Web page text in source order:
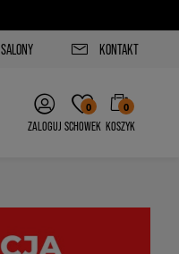
SALONY KONTAKT
ZALOGUJ
0
SCHOWEK
0
KOSZYK